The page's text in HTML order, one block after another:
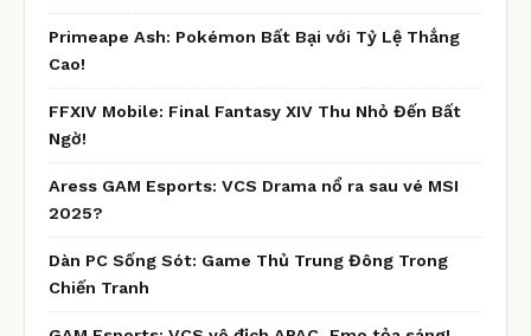
Primeape Ash: Pokémon Bất Bại với Tỷ Lệ Thắng
Cao!
FFXIV Mobile: Final Fantasy XIV Thu Nhỏ Đến Bất
Ngờ!
Aress GAM Esports: VCS Drama nổ ra sau vé MSI
2025?
Dàn PC Sống Sót: Game Thủ Trung Đông Trong
Chiến Tranh